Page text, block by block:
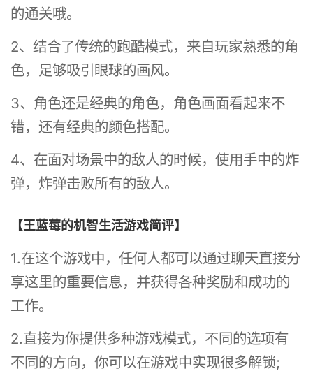
的通关哦。
2、结合了传统的跑酷模式，来自玩家熟悉的角
色，足够吸引眼球的画风。
3、角色还是经典的角色，角色画面看起来不
错，还有经典的颜色搭配。
4、在面对场景中的敌人的时候，使用手中的炸
弹，炸弹击败所有的敌人。
【王蓝莓的机智生活游戏简评】
1.在这个游戏中，任何人都可以通过聊天直接分
享这里的重要信息，并获得各种奖励和成功的
工作。
2.直接为你提供多种游戏模式，不同的选项有
不同的方向，你可以在游戏中实现很多解锁;